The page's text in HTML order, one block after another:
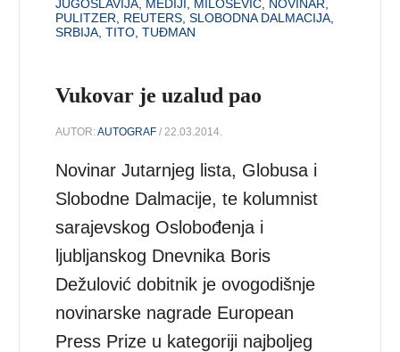
JUGOSLAVIJA MEDIJI MILOŠEVIĆ NOVINAR
PULITZER
REUTERS ,SLOBODNA DALMACIJA
SRBIJA ,TITO ,TUĐMAN
Vukovar je uzalud pao
AUTOR:AUTOGRAF / 22.03.2014.
Novinar Jutarnjeg lista, Globusa i
Slobodne Dalmacije, te kolumnist
sarajevskog Oslobođenja i
ljubljanskog Dnevnika Boris
Dežulović dobitnik je ovogodišnje
novinarske nagrade European
Press Prize u kategoriji najboljeg